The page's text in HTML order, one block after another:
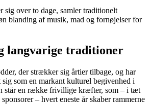
sig over to dage, samler traditionelt
blanding af musik, mad og fornøjelser for
langvarige traditioner
der strækker sig årtier tilbage, og har
sig som en markant kulturel begivenhed i
står en række frivillige kræfter, som – i tæt
– hvert eneste år skaber rammerne